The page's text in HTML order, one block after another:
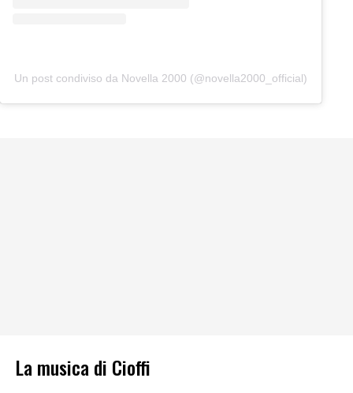
Un post condiviso da Novella 2000 (@novella2000_official)
La musica di Cioffi